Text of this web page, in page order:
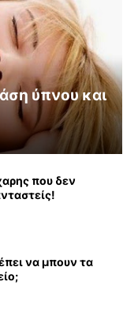
ύπνου και
που δεν
να μπουν τα